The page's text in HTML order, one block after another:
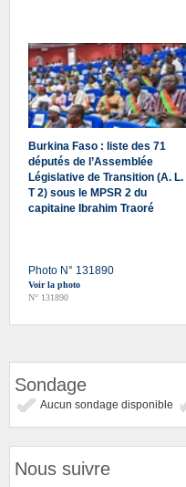
Burkina Faso : liste des 71
députés de l’Assemblée
Législative de Transition (A. L.
T 2) sous le MPSR 2 du
capitaine Ibrahim Traoré
Photo N° 131890
Voir la photo
N° 131890
Sondage
Aucun sondage disponible
Nous suivre